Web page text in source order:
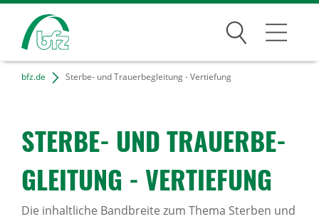
Suchen
Bildungsangebote
Karriere
Über uns
bfz.de Sterbe- und Trauerbegleitung - Vertiefung
STERBE- UND TRAU­ER­BE­
GLEI­TUNG - VERTIE­FUNG
Die inhaltliche Bandbreite zum Thema Sterben und